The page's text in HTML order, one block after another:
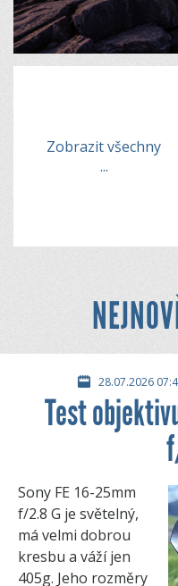
Zobrazit všechny
...
28.07.2026
Test
Sony FE 16-25mm
f/2.8 G je světelný,
má velmi dobrou
kresbu a váží jen
405g. Jeho rozměry